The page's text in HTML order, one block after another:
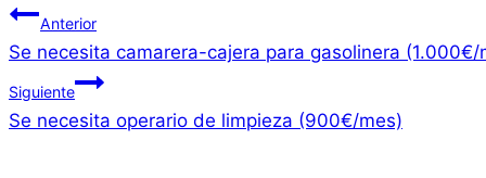
Navegación
de
entradas
Anterior
Se necesita camarera-cajera para gasolinera (1.000€/
Siguiente
Se necesita operario de limpieza (900€/mes)